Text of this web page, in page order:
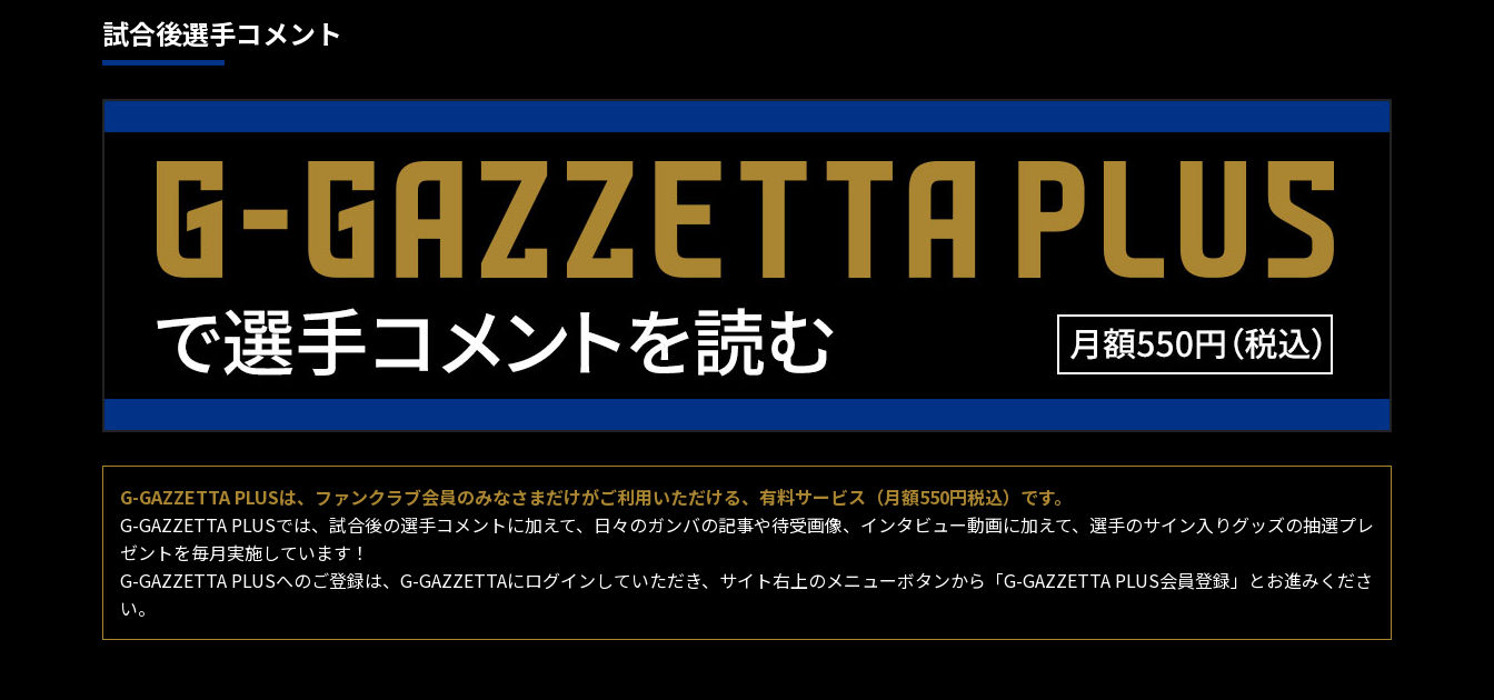
試合後選手コメント
G-GAZZETTA PLUSは、ファンクラブ会員のみなさまだけがご利用いただける、有料サービス（月額550円税込）です。
G-GAZZETTA PLUSでは、試合後の選手コメントに加えて、日々のガンバの記事や待受画像、インタビュー動画に加えて、選手のサイン入りグッズの抽選プレ
ゼントを毎月実施しています！
G-GAZZETTA PLUSへのご登録は、G-GAZZETTAにログインしていただき、サイト右上のメニューボタンから「G-GAZZETTA PLUS会員登録」とお進みくださ
い。